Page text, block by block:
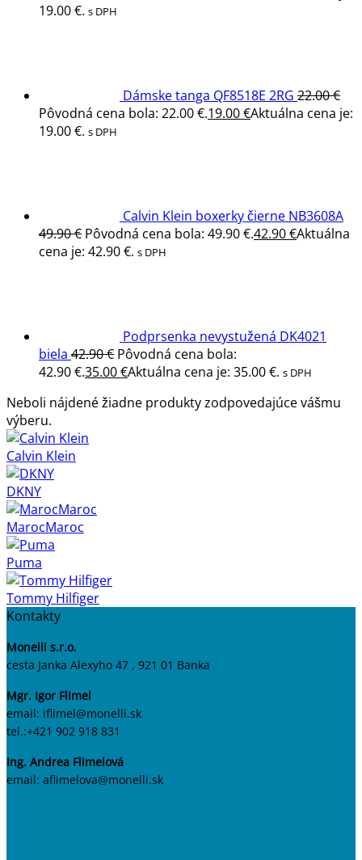
19.00 €. s DPH
Dámske tanga QF8518E 2RG 22.00€
Pôvodná cena bola: 22.00 €.19.00€Aktuálna cena je:
19.00 €. s DPH
Calvin Klein boxerky čierne NB3608A
49.90€ Pôvodná cena bola: 49.90 €.42.90€Aktuálna
cena je: 42.90 €. s DPH
Podprsenka nevystužená DK4021
biela 42.90€ Pôvodná cena bola:
42.90 €.35.00€Aktuálna cena je: 35.00 €. s DPH
Neboli nájdené žiadne produkty zodpovedajúce vášmu
výberu.
Calvin Klein
DKNY
MarocMaroc
Puma
Tommy Hilfiger
Kontakty
Monelli s.r.o.
cesta Janka Alexyho 47 , 921 01 Banka
Mgr. Igor Flimel
email: iflimel@monelli.sk
tel.:+421 902 918 831
Ing. Andrea Flimelová
email: aflimelova@monelli.sk